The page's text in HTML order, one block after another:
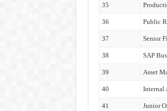
35
36 Public
37 Senior
38 SAP
39 Asset
40 Internal
41 Junior